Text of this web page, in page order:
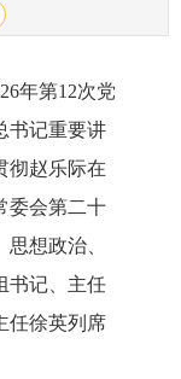
年第12次党
书记重要讲
彻赵乐际在
委会第二十
想政治、
书记、主任
任徐英列席